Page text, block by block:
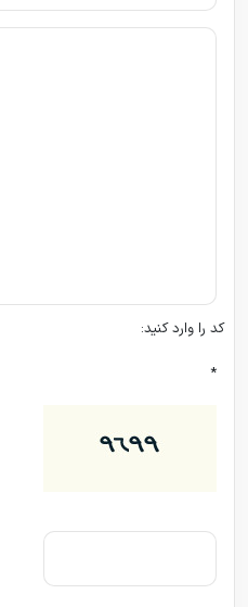
کد را وارد کنید:
*